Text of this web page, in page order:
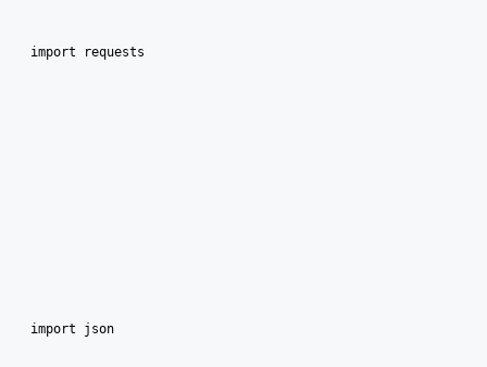
import requests
import json